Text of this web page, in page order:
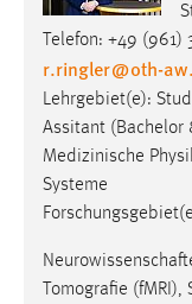
Assitant
Medizinische
Systeme
Tomografie (fMRI),
Biophysik incl.
Aktuelle ZIM-